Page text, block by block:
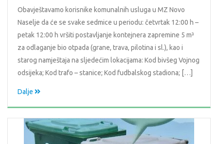
Obavještavamo korisnike komunalnih usluga u MZ Novo
Naselje da će se svake sedmice u periodu: četvrtak 12:00 h –
petak 12:00 h vršiti postavljanje kontejnera zapremine 5 m³
za odlaganje bio otpada (grane, trava, pilotina i sl.), kao i
starog namještaja na sljedećim lokacijama: Kod bivšeg Vojnog
odsijeka; Kod trafo – stanice; Kod fudbalskog stadiona; […]
Dalje